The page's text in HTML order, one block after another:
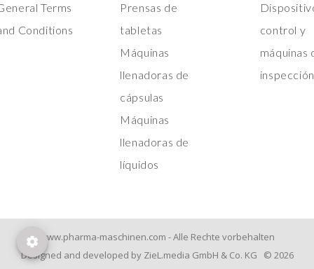
Terms
Conditions
Prensas de
tabletas
Máquinas
llenadoras de
cápsulas
Máquinas
llenadoras de
líquidos
control y
máquinas
inspección
www.pharma-maschinen.com - Alle Rechte vorbehalten
Designed and developed by ZieL.media GmbH & Co. KG © 2026